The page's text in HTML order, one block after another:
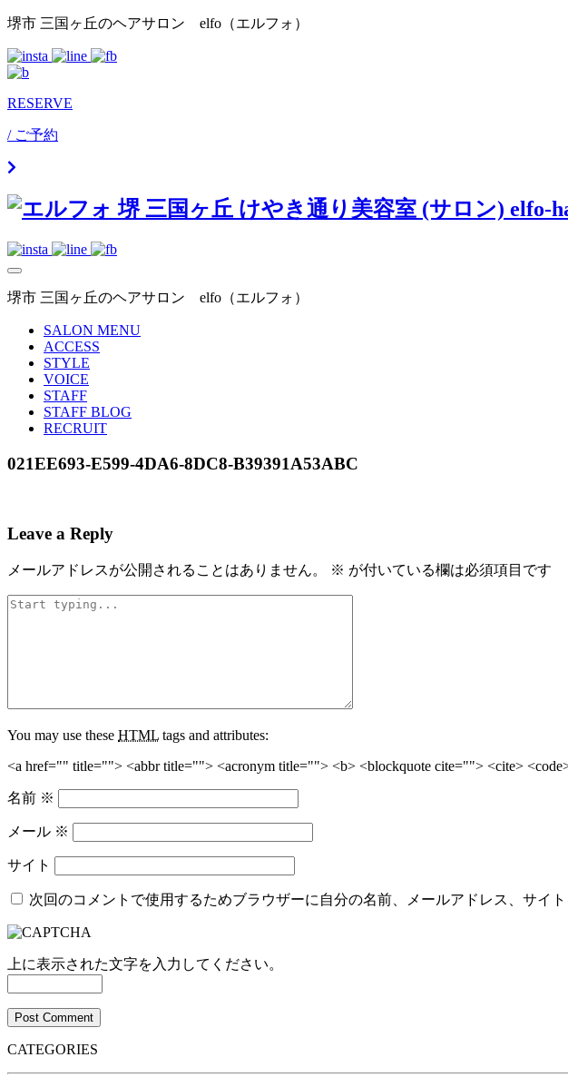
Skip
content
堺市 三国ヶ丘のヘアサロン elfo（エルフォ）
RESERVE
/ ご予約
堺市 三国ヶ丘のヘアサロン elfo（エルフォ）
SALON MENU
ACCESS
STYLE
VOICE
STAFF
STAFF BLOG
RECRUIT
021EE693-E599-4DA6-8DC8-B39391A53ABC
Leave a Reply
メールアドレスが公開されることはありません。 ※ が付いている欄は必須項目です
You may use these HTML tags and attributes:
<a href="" title=""> <abbr title=""> <acronym title=""> <b> <blockquote cite=""> <cite>
名前 ※
メール ※
サイト
次回のコメントで使用するためブラウザーに自分の名前、メールアドレス、サイト
上に表示された文字を入力してください。
CATEGORIES